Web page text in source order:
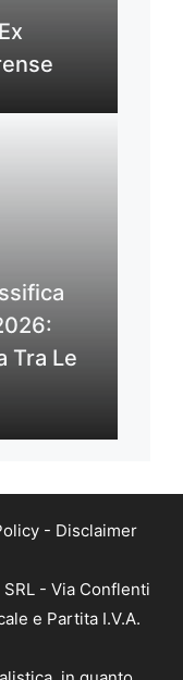
Tra Le
- Disclaimer
- Via Conflenti
e Partita I.V.A.